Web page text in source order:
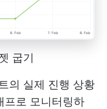
굽기
의 실제 진행 상황
프로 모니터링하